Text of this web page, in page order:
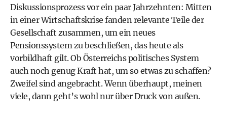
Diskussionsprozess vor ein paar Jahrzehnten: Mitten
in einer Wirtschaftskrise fanden relevante Teile der
Gesellschaft zusammen, um ein neues
Pensionssystem zu beschließen, das heute als
vorbildhaft gilt. Ob Österreichs politisches System
auch noch genug Kraft hat, um so etwas zu schaffen?
Zweifel sind angebracht. Wenn überhaupt, meinen
viele, dann geht’s wohl nur über Druck von außen.